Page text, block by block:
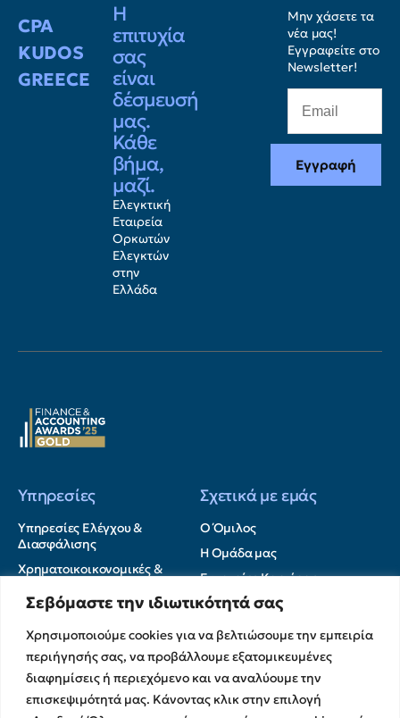
Σεβόμαστε την ιδιωτικότητά σας
Χρησιμοποιούμε cookies για να βελτιώσουμε την εμπειρία
περιήγησής σας, να προβάλλουμε εξατομικευμένες
διαφημίσεις ή περιεχόμενο και να αναλύουμε την
επισκεψιμότητά μας. Κάνοντας κλικ στην επιλογή
CPA
KUDOS
GREECE
Η
επιτυχία
σας
είναι
δέσμευσή
μας.
Κάθε
βήμα,
μαζί.
Ελεγκτική
Εταιρεία
Ορκωτών
Ελεγκτών
στην
Ελλάδα
Μην χάσετε τα
νέα μας!
Εγγραφείτε στο
Newsletter!
Εγγραφή
Υπηρεσίες
Υπηρεσίες Ελέγχου &
Διασφάλισης
Χρηματοικοικονομικές &
Υπηρεσίες Ανάπτυξης και
Λογιστικές & Φορολογικές
Υπηρεσίες
Σχετικά με εμάς
Ο Όμιλος
Η Ομάδα μας
Ευκαιρίες Καριέρας
Στρατηγικές Συνεργασίες
Memberships
Εκθέσεις Διαφάνειας
Επικοινωνία